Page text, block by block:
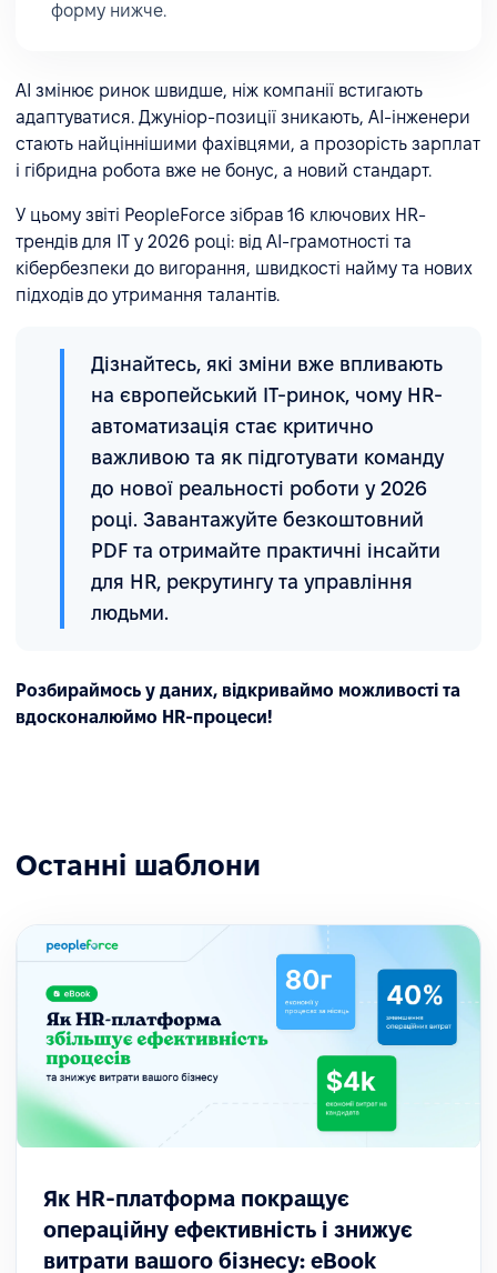
форму нижче.
AI змінює ринок швидше, ніж компанії встигають
адаптуватися. Джуніор-позиції зникають, AI-інженери
стають найціннішими фахівцями, а прозорість зарплат
і гібридна робота вже не бонус, а новий стандарт.
У цьому звіті PeopleForce зібрав 16 ключових HR-
трендів для IT у 2026 році: від AI-грамотності та
кібербезпеки до вигорання, швидкості найму та нових
підходів до утримання талантів.
Дізнайтесь, які зміни вже впливають
на європейський IT-ринок, чому HR-
автоматизація стає критично
важливою та як підготувати команду
до нової реальності роботи у 2026
році. Завантажуйте безкоштовний
PDF та отримайте практичні інсайти
для HR, рекрутингу та управління
людьми.
Розбираймось у даних, відкриваймо можливості та
вдосконалюймо HR-процеси!
Останні шаблони
Як HR-платформа покращує
операційну ефективність і знижує
витрати вашого бізнесу: eBook